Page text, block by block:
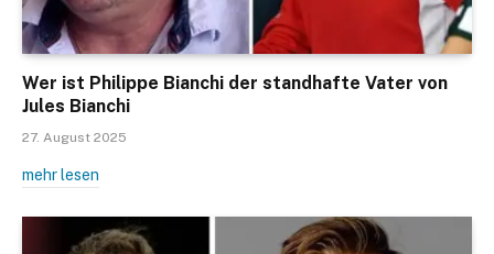
Wer ist Philippe Bianchi der standhafte Vater von
Jules Bianchi
27. August 2025
mehr lesen